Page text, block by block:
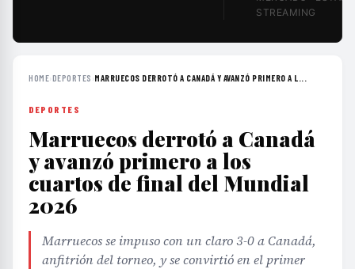
STREAMING
HOME›DEPORTES ›MARRUECOS DERROTÓ A CANADÁ Y AVANZÓ PRIMERO A L...
DEPORTES
Marruecos derrotó a Canadá
y avanzó primero a los
cuartos de final del Mundial
2026
Marruecos se impuso con un claro 3-0 a Canadá,
anfitrión del torneo, y se convirtió en el primer